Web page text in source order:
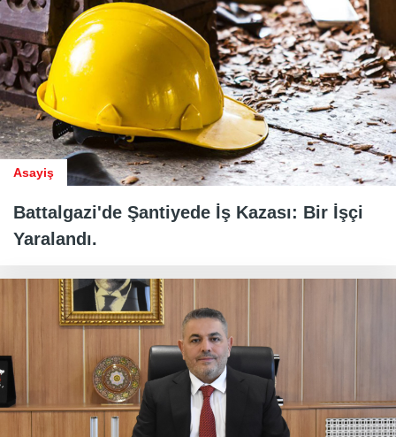
Asayiş
Battalgazi'de Şantiyede İş Kazası: Bir İşçi
Yaralandı.